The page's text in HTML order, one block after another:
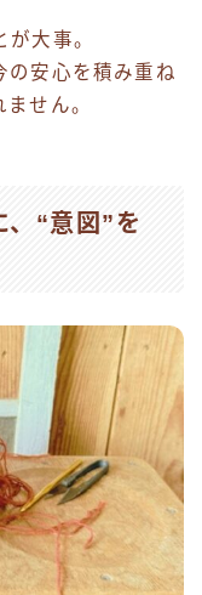
大事。
の安心を積み重ね
せん。
“意図”を